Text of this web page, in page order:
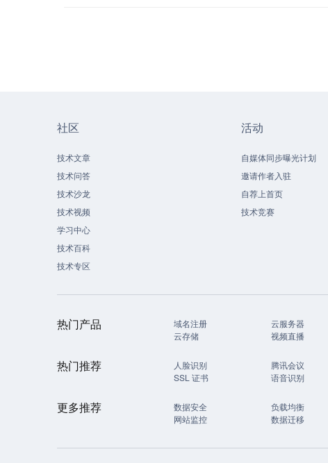
社区
技术文章
技术问答
技术沙龙
技术视频
学习中心
技术百科
技术专区
活动
自媒体同步曝光计划
邀请作者入驻
自荐上首页
技术竞赛
热门产品 域名注册 云服务器
云存储
视频直播
热门推荐 人脸识别 腾讯会议
SSL 证书
语音识别
更多推荐 数据安全 负载均衡
网站监控
数据迁移